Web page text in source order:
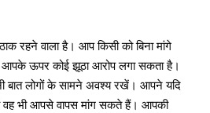
रहने वाला है। आप किसी को बिना मांगे
आपके ऊपर कोई झूठा आरोप लगा सकता है।
बात लोगों के सामने अवश्य रखें। आपने यदि
वह भी आपसे वापस मांग सकते हैं। आपकी